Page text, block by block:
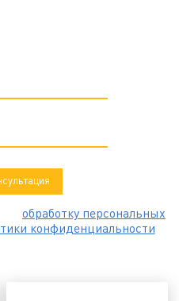
обработку персональных
конфиденциальности